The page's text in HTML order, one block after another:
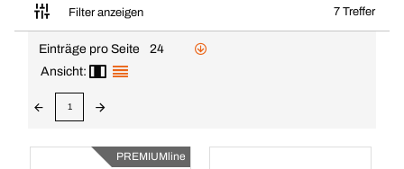
Filter anzeigen 7 Treffer
Einträge pro Seite
24
Ansicht:
1
PREMIUMline